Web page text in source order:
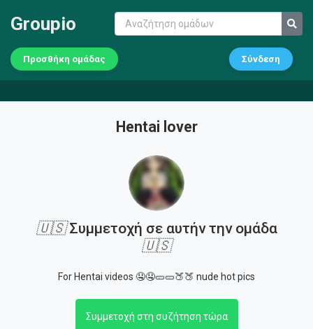
Groupio
Προσθήκη ομάδας Σύνδεση
Hentai lover
🇺🇸Συμμετοχή σε αυτήν την ομάδα
🇺🇸
For Hentai videos 🤤🤤🥒🥒🍑🍑 nude hot pics
Συμμετοχή στη συζήτηση τώρα